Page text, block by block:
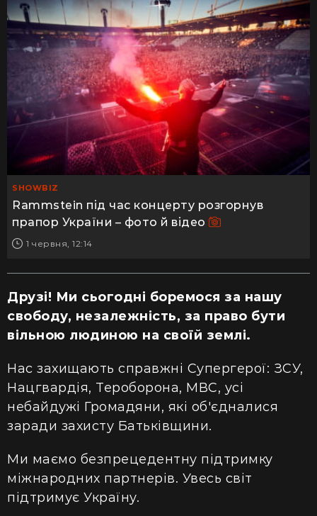
SHOWBIZ
Rammstein під час концерту розгорнув
прапор України – фото й відео
1 червня, 12:14
Друзі! Ми сьогодні боремося за нашу
свободу, незалежність, за право бути
вільною людиною на своїй землі.
Нас захищають справжні Супергерої: ЗСУ,
Нацгвардія, Тероборона, МВС, усі
небайдужі Громадяни, які об'єдналися
заради захисту Батьківщини.
Ми маємо безпрецедентну підтримку
міжнародних партнерів. Увесь світ
підтримує Україну.